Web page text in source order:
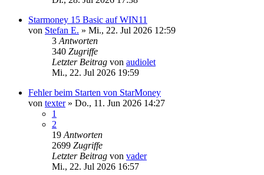
Starmoney 15 Basic auf WIN11
von Stefan E. » Mi., 22. Jul 2026 12:59
3 Antworten
340 Zugriffe
Letzter Beitrag von audiolet
Mi., 22. Jul 2026 19:59
Fehler beim Starten von StarMoney
von texter» Do., 11. Jun 2026 14:27
1
2
19 Antworten
2699 Zugriffe
Letzter Beitrag von vader
Mi., 22. Jul 2026 16:57